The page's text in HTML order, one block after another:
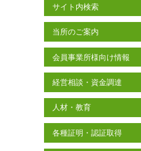
サイト内検索
当所のご案内
会員事業所様向け情報
経営相談・資金調達
人材・教育
各種証明・認証取得